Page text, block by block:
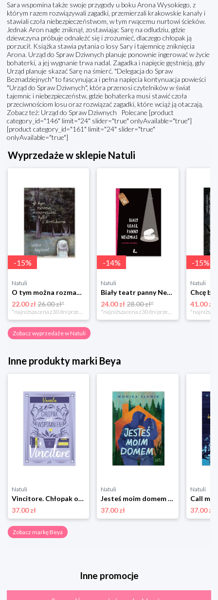
Sara wspomina także swoje przygody u boku Arona Wysokiego, z
którym razem rozwiązywali zagadki, przemierzali krakowskie kanały i
stawiali czoła niebezpieczeństwom, w tym rwącemu nurtowi ścieków.
Jednak Aron nagle zniknął, zostawiając Sarę na odludziu, gdzie
dziewczyna próbuje odnaleźć się i zrozumieć, dlaczego chłopak ją
porzucił. Książka stawia pytania o losy Sary i tajemnicę zniknięcia
Arona. Urząd do Spraw Dziwnych planuje ponownie ingerować w życie
bohaterki, a jej wygnanie trwa nadal. Zagadka i napięcie gęstnieją, gdy
Urząd planuje skazać Sarę na śmierć. "Delegacja do Spraw
Beznadziejnych" to fascynująca i pełna napięcia kontynuacja powieści
"Urząd do Spraw Dziwnych", która przenosi czytelników w świat
tajemnic i niebezpieczeństw, gdzie bohaterka musi stawić czoła
przeciwnościom losu oraz rozwiązać zagadki, które wciąż ją otaczają.
Zobacz też: Urząd do Spraw Dziwnych Polecane [product
category_id="146" limit="24" slider="true" onlyAvailable="true"]
[product category_id="161" limit="24" slider="true"
onlyAvailable="true"]
Wyprzedaże w sklepie Natuli
-15%
Natuli
O tym można rozmawiać tylko z królikami Zakamarki
22.00 zł26.00 zł*
*najniższa cena z 30 dni przed obniżką
-14%
Natuli
Biały teatr panny Nehemias
24.00 zł 28.00 zł*
*najniższa cena z 30 dni przed obniżką
-15%
Natuli
41.00 zł
Zobacz wyprzedaże w Natuli
Inne produkty marki Beya
Natuli
Vincitore. Chłopak od wspomnień Beya
37.00 zł
Natuli
Jesteś moim domem Beya
37.00 zł
Natuli
37.00 zł
Zobacz markę Beya
Inne promocje